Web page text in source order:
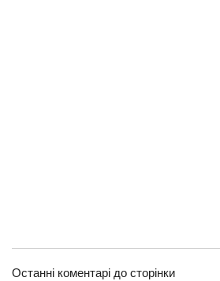
Останні коментарі до сторінки